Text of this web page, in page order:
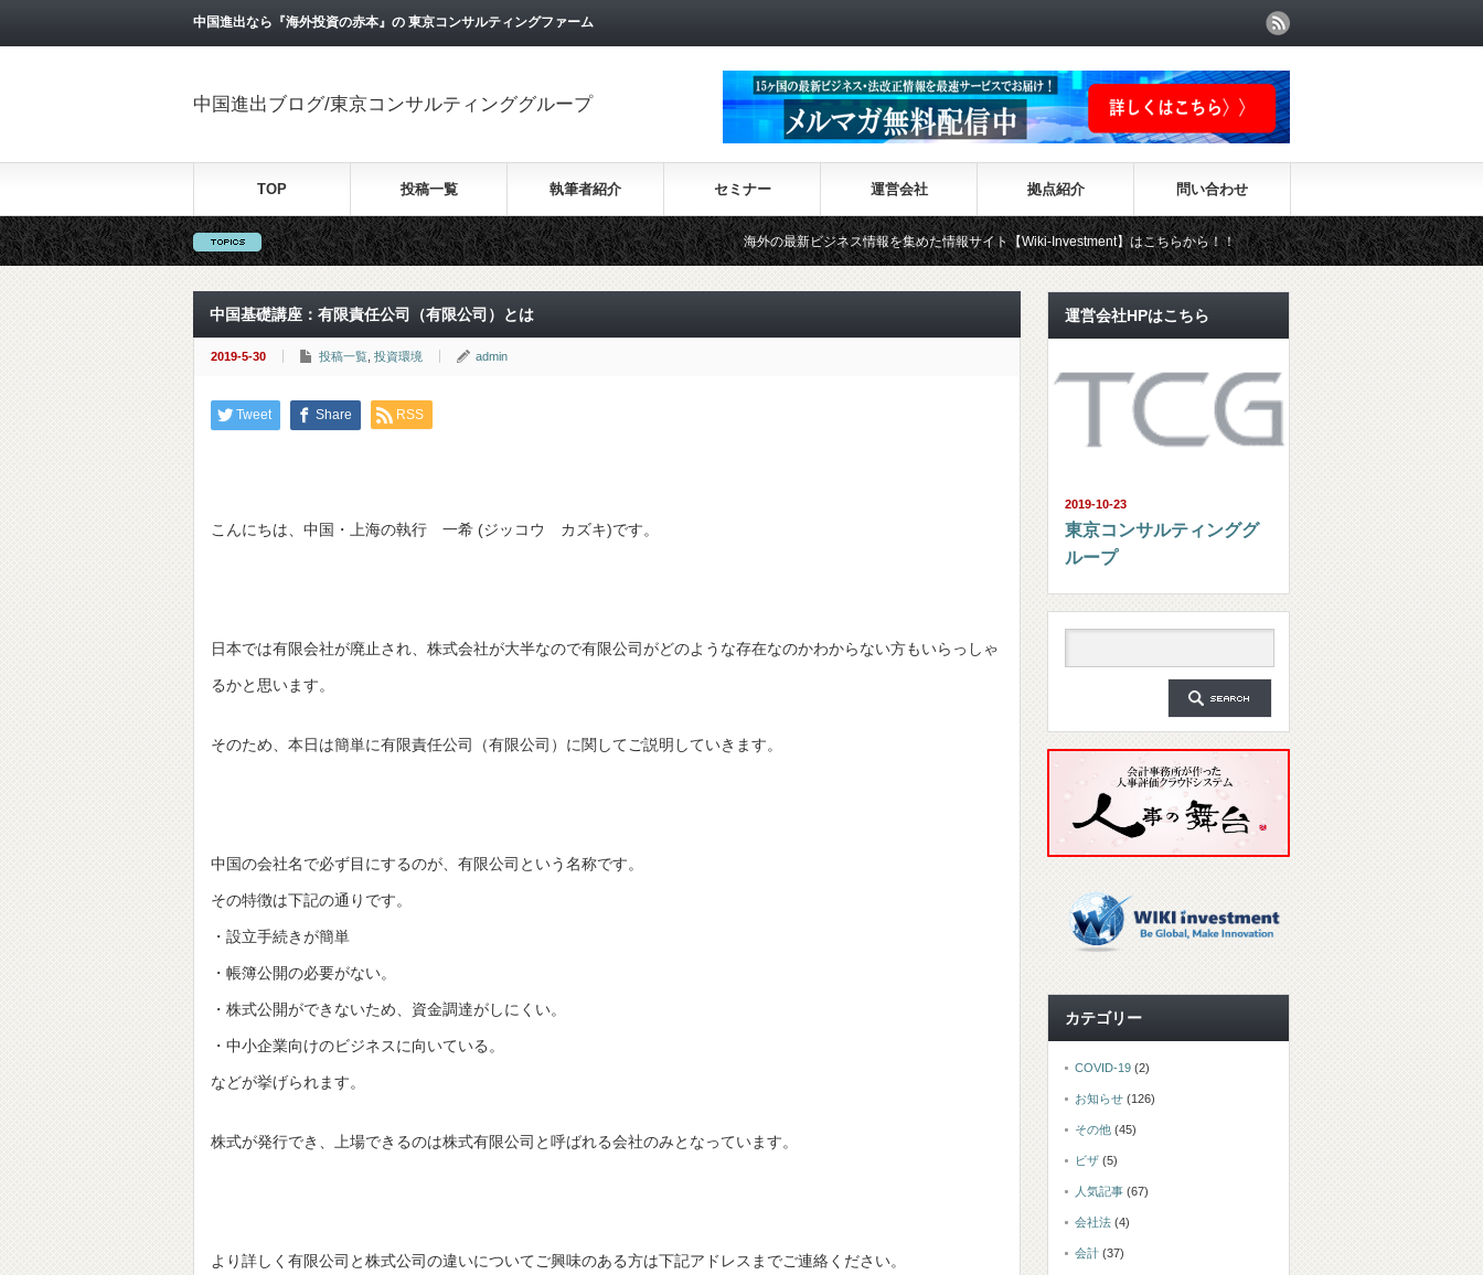
中国進出なら『海外投資の赤本』の 東京コンサルティングファーム
中国進出ブログ/東京コンサルティンググループ
TOP 投稿一覧 執筆者紹介 セミナー 運営会社 拠点紹介 問い合わせ
海外の最新ビジネス情報を集めた情報サイト【Wiki-Investment】はこちらから！！
中国基礎講座：有限責任公司（有限公司）とは
2019-5-30 投稿一覧 投資環境 admin
Tweet Share RSS
こんにちは、中国・上海の執行 一希 (ジッコウ カズキ)です。
日本では有限会社が廃止され、株式会社が大半なので有限公司がどのような存在なのかわからない方もいらっしゃ
るかと思います。
そのため、本日は簡単に有限責任公司（有限公司）に関してご説明していきます。
中国の会社名で必ず目にするのが、有限公司という名称です。
その特徴は下記の通りです。
・設立手続きが簡単
・帳簿公開の必要がない。
・株式公開ができないため、資金調達がしにくい。
・中小企業向けのビジネスに向いている。
などが挙げられます。
株式が発行でき、上場できるのは株式有限公司と呼ばれる会社のみとなっています。
より詳しく有限公司と株式公司の違いについてご興味のある方は下記アドレスまでご連絡ください。
運営会社HPはこちら
2019-10-23
東京コンサルティンググ
ループ
カテゴリー
COVID-19 (2)
お知らせ (126)
その他 (45)
ビザ (5)
人気記事 (67)
会社法 (4)
会計 (37)